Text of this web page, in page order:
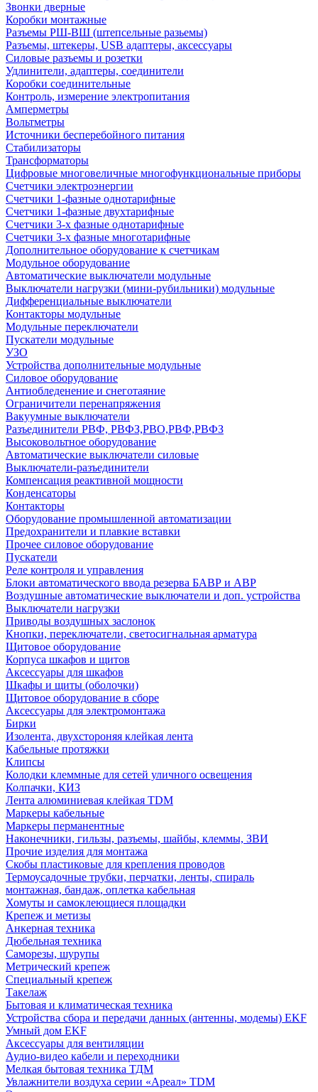
Звонки дверные
Коробки монтажные
Разъемы РШ-ВШ (штепсельные разьемы)
Разъемы, штекеры, USB адаптеры, аксессуары
Силовые разъемы и розетки
Удлинители, адаптеры, соединители
Коробки соединительные
Контроль, измерение электропитания
Амперметры
Вольтметры
Источники бесперебойного питания
Стабилизаторы
Трансформаторы
Цифровые многовеличные многофункциональные приборы
Счетчики электроэнергии
Счетчики 1-фазные однотарифные
Счетчики 1-фазные двухтарифные
Счетчики 3-х фазные однотарифные
Счетчики 3-х фазные многотарифные
Дополнительное оборудование к счетчикам
Модульное оборудование
Автоматические выключатели модульные
Выключатели нагрузки (мини-рубильники) модульные
Дифференциальные выключатели
Контакторы модульные
Модульные переключатели
Пускатели модульные
УЗО
Устройства дополнительные модульные
Силовое оборудование
Антиобледенение и снеготаяние
Ограничители перенапряжения
Вакуумные выключатели
Разъединители РВФ, РВФЗ,РВО,РВФ,РВФЗ
Высоковольтное оборудование
Автоматические выключатели cиловые
Выключатели-разъединители
Компенсация реактивной мощности
Конденсаторы
Контакторы
Оборудование промышленной автоматизации
Предохранители и плавкие вставки
Прочее силовое оборудование
Пускатели
Реле контроля и управления
Блоки автоматического ввода резерва БАВР и АВР
Воздушные автоматические выключатели и доп. устройства
Выключатели нагрузки
Приводы воздушных заслонок
Кнопки, переключатели, светосигнальная арматура
Щитовое оборудование
Корпуса шкафов и щитов
Аксессуары для шкафов
Шкафы и щиты (оболочки)
Щитовое оборудование в сборе
Аксессуары для электромонтажа
Бирки
Изолента, двухстороняя клейкая лента
Кабельные протяжки
Клипсы
Колодки клеммные для сетей уличного освещения
Колпачки, КИЗ
Лента алюминиевая клейкая TDM
Маркеры кабельные
Маркеры перманентные
Наконечники, гильзы, разъемы, шайбы, клеммы, ЗВИ
Прочие изделия для монтажа
Скобы пластиковые для крепления проводов
Термоусадочные трубки, перчатки, ленты, спираль
монтажная, бандаж, оплетка кабельная
Хомуты и самоклеющиеся площадки
Крепеж и метизы
Анкерная техника
Дюбельная техника
Саморезы, шурупы
Метрический крепеж
Специальный крепеж
Такелаж
Бытовая и климатическая техника
Устройства сбора и передачи данных (антенны, модемы) EKF
Умный дом EKF
Аксессуары для вентиляции
Аудио-видео кабели и переходники
Мелкая бытовая техника ТДМ
Увлажнители воздуха серии «Ареал» TDM